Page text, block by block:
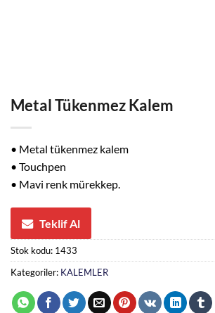
Metal Tükenmez Kalem
• Metal tükenmez kalem
• Touchpen
• Mavi renk mürekkep.
Teklif Al
Stok kodu: 1433
Kategoriler: KALEMLER